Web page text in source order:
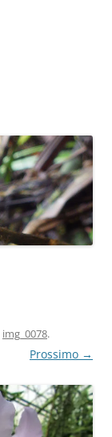
img_0078.
Prossimo →